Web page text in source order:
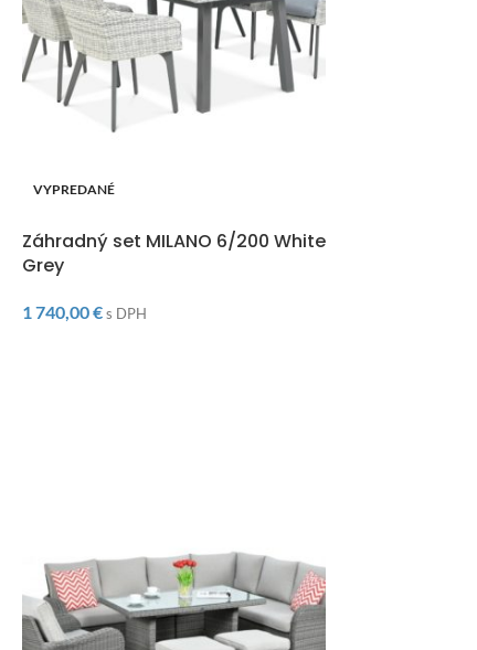
VYPREDANÉ
Záhradný set MILANO 6/200 White
Grey
1 740,00€ s DPH